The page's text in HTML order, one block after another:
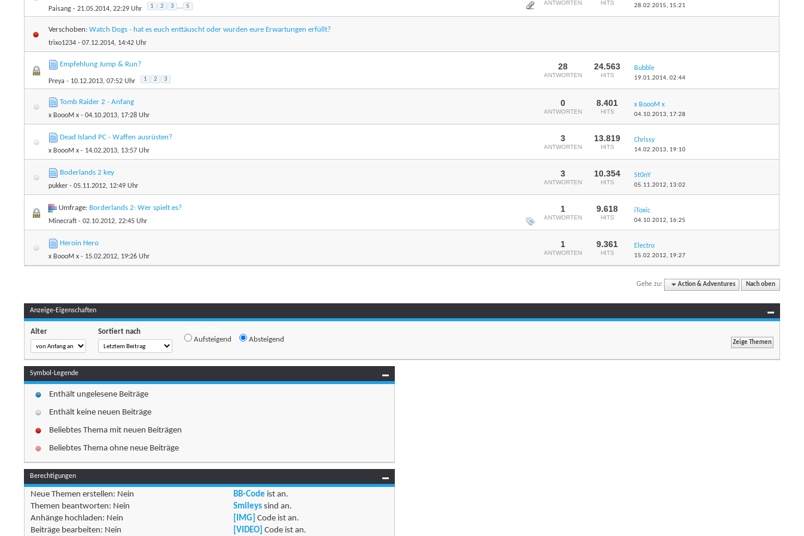
Paisang - 21.05.2014, 22:29 Uhr 1 2 3 ... 5
ANTWORTEN HITS 28.02.2015, 15:21
Verschoben:Watch Dogs - hat es euch enttäuscht oder wurden eure Erwartungen erfüllt?
trixo1234 - 07.12.2014, 14:42 Uhr
Empfehlung Jump & Run?
Preya - 10.12.2013, 07:52 Uhr 1 2 3
28
ANTWORTEN
24.563
HITS
Bubble
19.01.2014,02:44
Tomb Raider 2 - Anfang
x BoooM x - 04.10.2013, 17:28 Uhr
0
ANTWORTEN
8.401
HITS
x BoooM x
04.10.2013, 17:28
Dead Island PC - Waffen ausrüsten?
x BoooM x - 14.02.2013, 13:57 Uhr
3
ANTWORTEN
13.819
HITS
Chrissy
14.02.2013, 19:10
Boderlands 2 key
pukker - 05.11.2012, 12:49 Uhr
3
ANTWORTEN
10.354
HITS
St0nY
05.11.2012, 13:02
Umfrage: Borderlands 2: Wer spielt es?
Minecraft - 02.10.2012, 22:45 Uhr
1
ANTWORTEN
9.618
HITS
iToxic
04.10.2012, 16:25
Heroin Hero
x BoooM x - 15.02.2012, 19:26 Uhr
1
ANTWORTEN
9.361
HITS
Electro
15.02.2012, 19:27
Gehe zu: Action & Adventures Nach oben
Anzeige-Eigenschaften
Alter Sortiert nach
Aufsteigend Absteigend
Symbol-Legende
Enthält ungelesene Beiträge
Enthält keine neuen Beiträge
Beliebtes Thema mit neuen Beiträgen
Beliebtes Thema ohne neue Beiträge
Berechtigungen
Neue Themen erstellen: Nein
Themen beantworten: Nein
Anhänge hochladen: Nein
Beiträge bearbeiten: Nein
BB-Code ist an.
Smileyssind an.
[IMG] Code ist an.
[VIDEO] Code ist an.